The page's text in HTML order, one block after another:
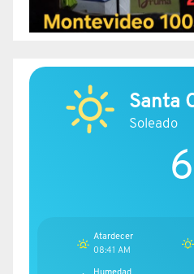
Santa
Soleado
Atardecer
08:41 AM
Humedad